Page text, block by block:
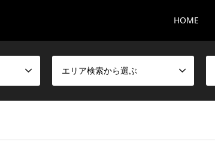
HOME
エリア検索から選ぶ